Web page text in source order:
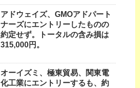
アドウェイズ、GMOアドパート
ナーズにエントリーしたものの
約定せず。トータルの含み損は
315,000円。
オーイズミ、極東貿易、関東電
化工業にエントリーするも、約